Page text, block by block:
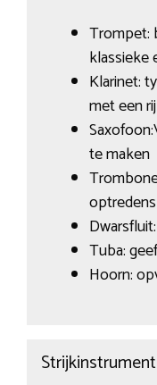
Trompet:
klassieke
Klarinet:
met een
te maken
optredens
Tuba:
Hoorn: